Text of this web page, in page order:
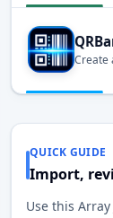
Create
QUICK GUIDE
Import,
Use this